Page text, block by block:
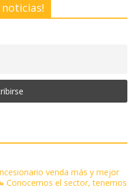
venda más y mejor
Conocemos el sector, tenemos